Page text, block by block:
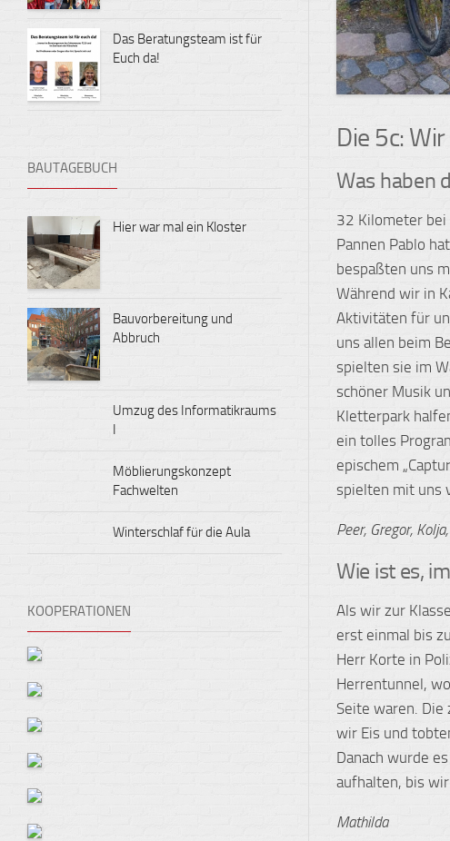
Die 5c:
Was haben
32 Kilometer bei
Pannen Pablo
bespaßten uns
Während wir in
Aktivitäten für
uns allen beim
spielten sie im
schöner Musik
Kletterpark
ein tolles
epischem
spielten mit uns
Peer, Gregor,
Wie ist es,
Als wir zur
erst einmal bis
Herr Korte in
Herrentunnel,
Seite waren.
wir Eis und
Danach wurde
aufhalten, bis
Mathilda
Das Beratungsteam ist für
Euch da!
BAUTAGEBUCH
Hier war mal ein Kloster
Bauvorbereitung und
Abbruch
Umzug des Informatikraums
I
Möblierungskonzept
Fachwelten
Winterschlaf für die Aula
KOOPERATIONEN